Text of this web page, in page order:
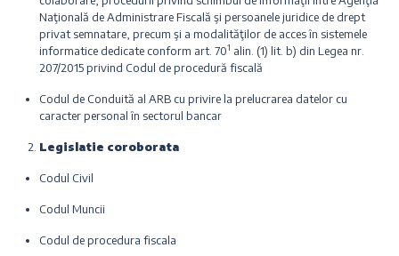
Naţională de Administrare Fiscală şi persoanele juridice de drept
privat semnatare, precum şi a modalităţilor de acces în sistemele
informatice dedicate conform art. 701 alin. (1) lit. b) din Legea nr.
207/2015 privind Codul de procedură fiscală
Codul de Conduită al ARB cu privire la prelucrarea datelor cu
caracter personal în sectorul bancar
Legislatie coroborata
Codul Civil
Codul Muncii
Codul de procedura fiscala